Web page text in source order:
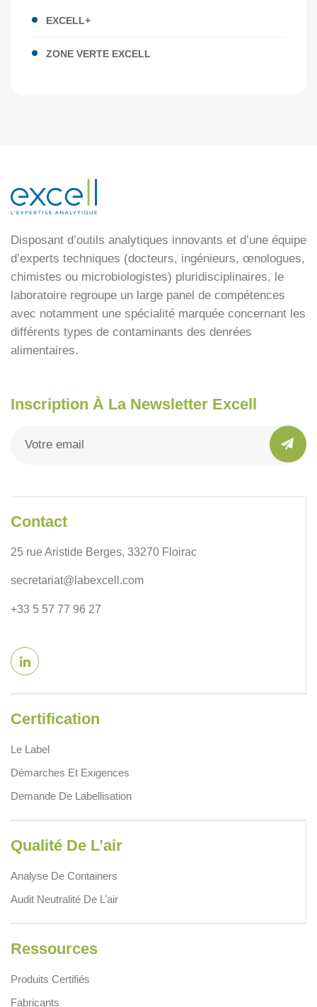
EXCELL+
ZONE VERTE EXCELL
Disposant d’outils analytiques innovants et d’une équipe
d’experts techniques (docteurs, ingénieurs, œnologues,
chimistes ou microbiologistes) pluridisciplinaires, le
laboratoire regroupe un large panel de compétences
avec notamment une spécialité marquée concernant les
différents types de contaminants des denrées
alimentaires.
Inscription À La Newsletter Excell
Contact
25 rue Aristide Berges, 33270 Floirac
secretariat@labexcell.com
+33 5 57 77 96 27
Certification
Le Label
Démarches Et Exigences
Demande De Labellisation
Qualité De L’air
Analyse De Containers
Audit Neutralité De L’air
Ressources
Produits Certifiés
Fabricants